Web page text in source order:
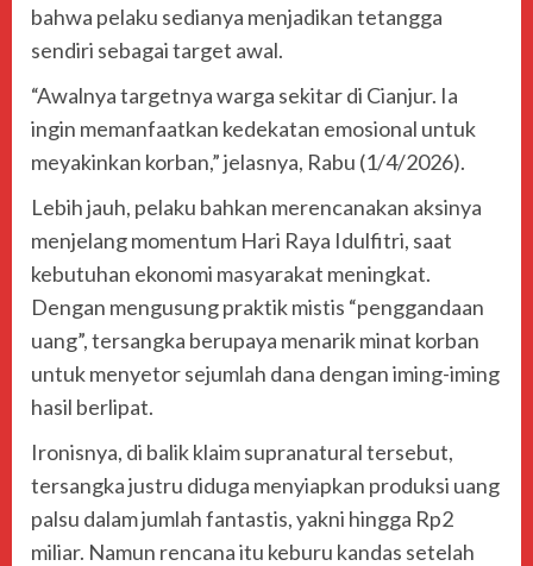
bahwa pelaku sedianya menjadikan tetangga
sendiri sebagai target awal.
“Awalnya targetnya warga sekitar di Cianjur. Ia
ingin memanfaatkan kedekatan emosional untuk
meyakinkan korban,” jelasnya, Rabu (1/4/2026).
Lebih jauh, pelaku bahkan merencanakan aksinya
menjelang momentum Hari Raya Idulfitri, saat
kebutuhan ekonomi masyarakat meningkat.
Dengan mengusung praktik mistis “penggandaan
uang”, tersangka berupaya menarik minat korban
untuk menyetor sejumlah dana dengan iming-iming
hasil berlipat.
Ironisnya, di balik klaim supranatural tersebut,
tersangka justru diduga menyiapkan produksi uang
palsu dalam jumlah fantastis, yakni hingga Rp2
miliar. Namun rencana itu keburu kandas setelah